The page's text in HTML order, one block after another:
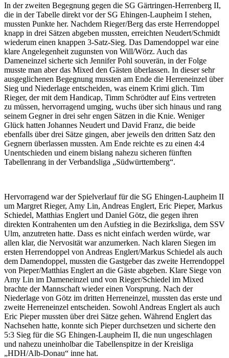
In der zweiten Begegnung gegen die SG Gärtringen-Herrenberg II,
die in der Tabelle direkt vor der SG Ehingen-Laupheim I stehen,
mussten Punkte her. Nachdem Rieger/Berg das erste Herrendoppel
knapp in drei Sätzen abgeben mussten, erreichten Neudert/Schmidt
wiederum einen knappen 3-Satz-Sieg. Das Damendoppel war eine
klare Angelegenheit zugunsten von Will/Wörz. Auch das
Dameneinzel sicherte sich Jennifer Pohl souverän, in der Folge
musste man aber das Mixed den Gästen überlassen. In dieser sehr
ausgeglichenen Begegnung mussten am Ende die Herreneinzel über
Sieg und Niederlage entscheiden, was einem Krimi glich. Tim
Rieger, der mit dem Handicap, Timm Schrödter auf Eins vertreten
zu müssen, hervorragend umging, wuchs über sich hinaus und rang
seinem Gegner in drei sehr engen Sätzen in die Knie. Weniger
Glück hatten Johannes Neudert und David Franz, die beide
ebenfalls über drei Sätze gingen, aber jeweils den dritten Satz den
Gegnern überlassen mussten. Am Ende reichte es zu einen 4:4
Unentschieden und einem bislang nahezu sicheren fünften
Tabellenrang in der Verbandsliga „Südwürttemberg“.
Hervorragend war der Spielverlauf für die SG Ehingen-Laupheim II
um Margret Rieger, Amy Lin, Andreas Englert, Eric Pieper, Markus
Schiedel, Matthias Englert und Daniel Götz, die gegen ihren
direkten Kontrahenten um den Aufstieg in die Bezirksliga, dem SSV
Ulm, anzutreten hatte. Dass es nicht einfach werden würde, war
allen klar, die Nervosität war anzumerken. Nach klaren Siegen im
ersten Herrendoppel von Andreas Englert/Markus Schiedel als auch
dem Damendoppel, mussten die Gastgeber das zweite Herrendoppel
von Pieper/Matthias Englert an die Gäste abgeben. Klare Siege von
Amy Lin im Dameneinzel und von Rieger/Schiedel im Mixed
brachte der Mannschaft wieder einen Vorsprung. Nach der
Niederlage von Götz im dritten Herreneinzel, mussten das erste und
zweite Herreneinzel entscheiden. Sowohl Andreas Englert als auch
Eric Pieper mussten über drei Sätze gehen. Während Englert das
Nachsehen hatte, konnte sich Pieper durchsetzen und sicherte den
5:3 Sieg für die SG Ehingen-Laupheim II, die nun ungeschlagen
und nahezu uneinholbar die Tabellenspitze in der Kreisliga
„HDH/Alb-Donau“ inne hat.